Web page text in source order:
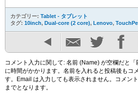
カテゴリー: Tablet - タブレット
タグ: 10inch, Dual-core (2 core), Lenovo,
コメント入力に関して: 名前 (Name) が空欄だと
に時間がかかります。名前を入れると投稿後もコ
す。Email は入力しても表示されません。コメン
までとなります。